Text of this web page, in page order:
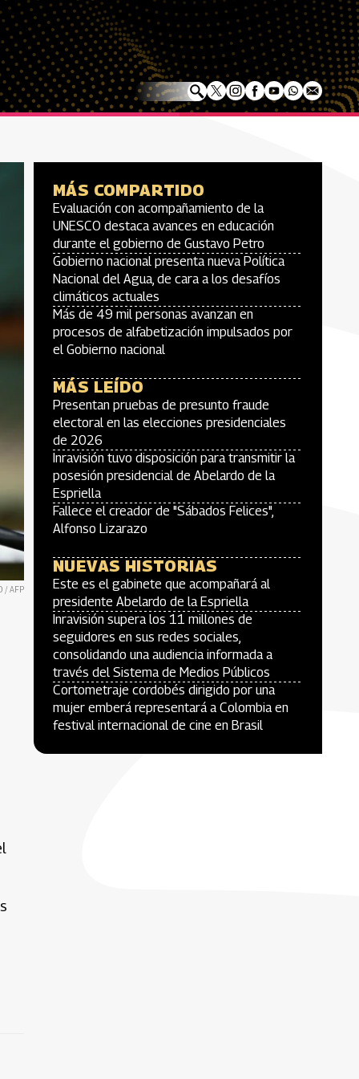
/ AFP
MÁS COMPARTIDO
Evaluación con acompañamiento de la
UNESCO destaca avances en educación
durante el gobierno de Gustavo Petro
Gobierno nacional presenta nueva Política
Nacional del Agua, de cara a los desafíos
climáticos actuales
Más de 49 mil personas avanzan en
procesos de alfabetización impulsados por
el Gobierno nacional
MÁS LEÍDO
Presentan pruebas de presunto fraude
electoral en las elecciones presidenciales
de 2026
Inravisión tuvo disposición para transmitir la
posesión presidencial de Abelardo de la
Espriella
Fallece el creador de "Sábados Felices",
Alfonso Lizarazo
NUEVAS HISTORIAS
Este es el gabinete que acompañará al
presidente Abelardo de la Espriella
Inravisión supera los 11 millones de
seguidores en sus redes sociales,
consolidando una audiencia informada a
través del Sistema de Medios Públicos
Cortometraje cordobés dirigido por una
mujer emberá representará a Colombia en
festival internacional de cine en Brasil